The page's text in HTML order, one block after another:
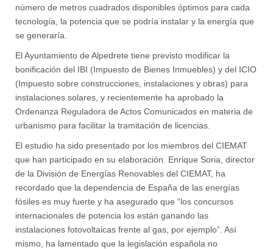
número de metros cuadrados disponibles óptimos para cada
tecnología, la potencia que se podría instalar y la energía que
se generaría.
El Ayuntamiento de Alpedrete tiene previsto modificar la
bonificación del IBI (Impuesto de Bienes Inmuebles) y del ICIO
(Impuesto sobre construcciones, instalaciones y obras) para
instalaciones solares, y recientemente ha aprobado la
Ordenanza Reguladora de Actos Comunicados en materia de
urbanismo para facilitar la tramitación de licencias.
El estudio ha sido presentado por los miembros del CIEMAT
que han participado en su elaboración. Enrique Soria, director
de la División de Energías Renovables del CIEMAT, ha
recordado que la dependencia de España de las energías
fósiles es muy fuerte y ha asegurado que “los concursos
internacionales de potencia los están ganando las
instalaciones fotovoltaicas frente al gas, por ejemplo”. Así
mismo, ha lamentado que la legislación española no